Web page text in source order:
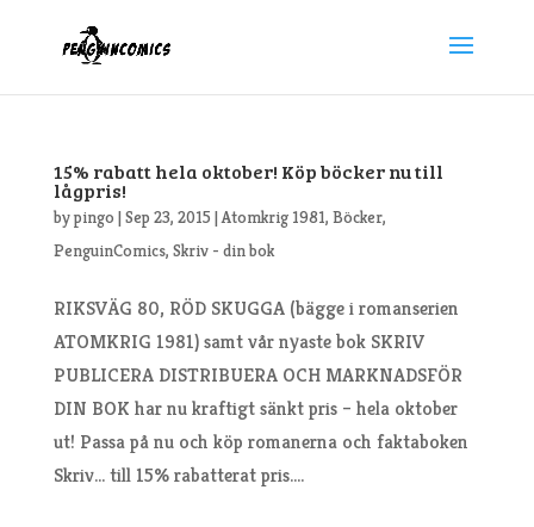
15% rabatt hela oktober! Köp böcker nu till
lågpris!
bypingo |Sep 23, 2015 |Atomkrig 1981, Böcker,
PenguinComics, Skriv - din bok
RIKSVÄG 80, RÖD SKUGGA (bägge i romanserien
ATOMKRIG 1981) samt vår nyaste bok SKRIV
PUBLICERA DISTRIBUERA OCH MARKNADSFÖR
DIN BOK har nu kraftigt sänkt pris – hela oktober
ut! Passa på nu och köp romanerna och faktaboken
Skriv… till 15% rabatterat pris....